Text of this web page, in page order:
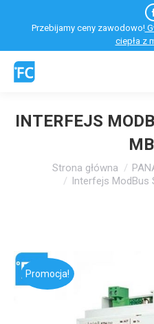
Przebijamy ceny zawodowo!
ciepła z
INTERFEJS
Jesteś tutaj:Strona główna
Interfejs ModBus
Promocja!